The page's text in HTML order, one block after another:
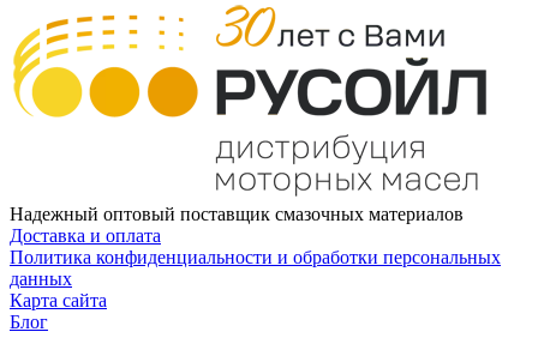
Надежный оптовый поставщик смазочных материалов
Доставка и оплата
Политика конфиденциальности и обработки персональных
данных
Карта сайта
Блог